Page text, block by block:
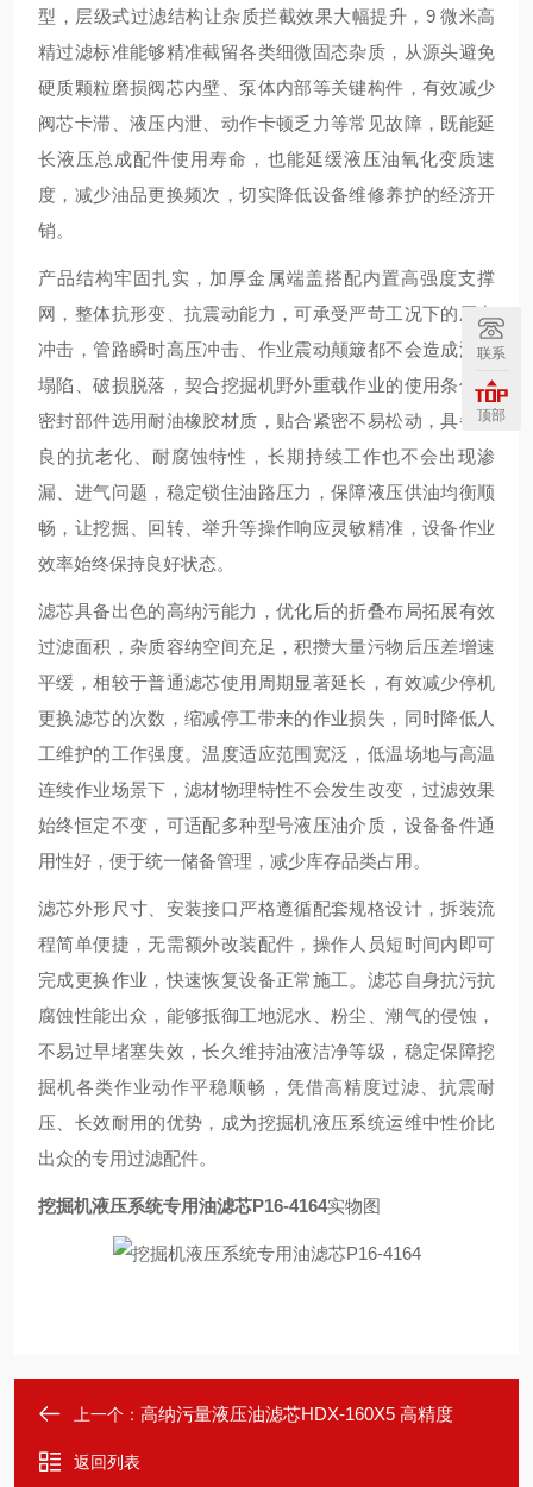
型，层级式过滤结构让杂质拦截效果大幅提升，9 微米高
精过滤标准能够精准截留各类细微固态杂质，从源头避免
硬质颗粒磨损阀芯内壁、泵体内部等关键构件，有效减少
阀芯卡滞、液压内泄、动作卡顿乏力等常见故障，既能延
长液压总成配件使用寿命，也能延缓液压油氧化变质速
度，减少油品更换频次，切实降低设备维修养护的经济开
销。
产品结构牢固扎实，加厚金属端盖搭配内置高强度支撑
网，整体抗形变、抗震动能力，可承受严苛工况下的压力
冲击，管路瞬时高压冲击、作业震动颠簸都不会造成滤层
塌陷、破损脱落，契合挖掘机野外重载作业的使用条件。
密封部件选用耐油橡胶材质，贴合紧密不易松动，具备优
良的抗老化、耐腐蚀特性，长期持续工作也不会出现渗
漏、进气问题，稳定锁住油路压力，保障液压供油均衡顺
畅，让挖掘、回转、举升等操作响应灵敏精准，设备作业
效率始终保持良好状态。
滤芯具备出色的高纳污能力，优化后的折叠布局拓展有效
过滤面积，杂质容纳空间充足，积攒大量污物后压差增速
平缓，相较于普通滤芯使用周期显著延长，有效减少停机
更换滤芯的次数，缩减停工带来的作业损失，同时降低人
工维护的工作强度。温度适应范围宽泛，低温场地与高温
连续作业场景下，滤材物理特性不会发生改变，过滤效果
始终恒定不变，可适配多种型号液压油介质，设备备件通
用性好，便于统一储备管理，减少库存品类占用。
滤芯外形尺寸、安装接口严格遵循配套规格设计，拆装流
程简单便捷，无需额外改装配件，操作人员短时间内即可
完成更换作业，快速恢复设备正常施工。滤芯自身抗污抗
腐蚀性能出众，能够抵御工地泥水、粉尘、潮气的侵蚀，
不易过早堵塞失效，长久维持油液洁净等级，稳定保障挖
掘机各类作业动作平稳顺畅，凭借高精度过滤、抗震耐
压、长效耐用的优势，成为挖掘机液压系统运维中性价比
出众的专用过滤配件。
挖掘机液压系统专用油滤芯P16-4164实物图
上一个： 高纳污量液压油滤芯HDX-160X5 高精度
返回列表
联系
顶部